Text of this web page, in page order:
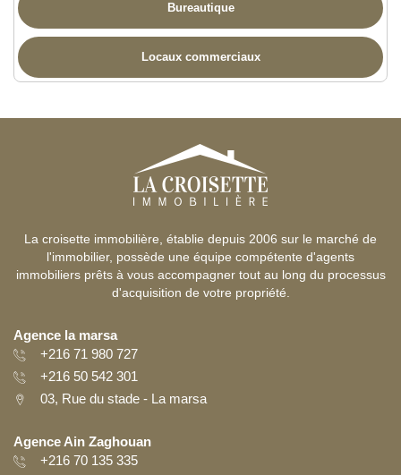
Bureautique
Locaux commerciaux
La croisette immobilière, établie depuis 2006 sur le marché de
l'immobilier, possède une équipe compétente d'agents
immobiliers prêts à vous accompagner tout au long du processus
d'acquisition de votre propriété.
Agence la marsa
+216 71 980 727
+216 50 542 301
03, Rue du stade - La marsa
Agence Ain Zaghouan
+216 70 135 335